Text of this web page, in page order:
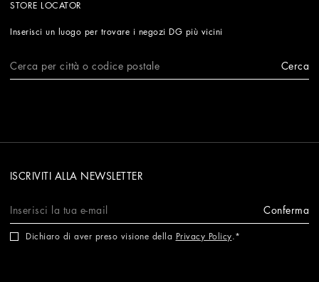
STORE LOCATOR
Inserisci un luogo per trovare i negozi DG più vicini
Cerca
ISCRIVITI ALLA NEWSLETTER
Conferma
Dichiaro di aver preso visione della Privacy Policy.